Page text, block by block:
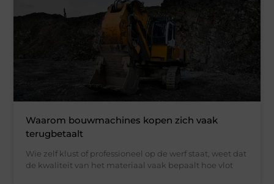
Waarom bouwmachines kopen zich vaak
terugbetaalt
Wie zelf klust of professioneel op de werf staat, weet dat
de kwaliteit van het materiaal vaak bepaalt hoe vlot